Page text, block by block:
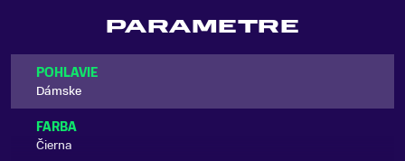
PARAMETRE
POHLAVIE
Dámske
FARBA
Čierna